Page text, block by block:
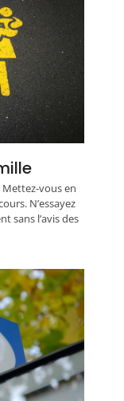
vous en
N’essayez
sans l’avis des